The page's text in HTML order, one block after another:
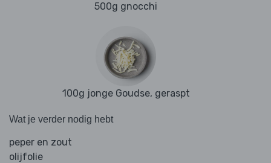
500g gnocchi
100g jonge Goudse, geraspt
Wat je verder nodig hebt
peper en zout
olijfolie